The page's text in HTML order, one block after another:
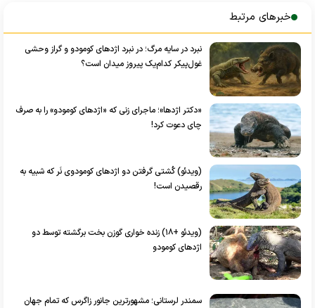
خبرهای مرتبط
نبرد در سایه مرگ؛ در نبرد اژد‌های کومودو و گراز وحشی
غول‌پیکر کدام‌یک پیروز میدان است؟
«دکتر اژدها»؛ ماجرای زنی که «اژد‌های کومودو» را به صرف
چای دعوت کرد!
(ویدئو) کُشتی گرفتن دو اژد‌های کومودوی نَر که شبیه به
رقصیدن است!
(ویدئو +۱۸) زنده خواری گوزن بخت برگشته توسط دو
اژد‌های کومودو
سمندر لرستانی؛ مشهورترین جانور زاگرس که تمام جهان